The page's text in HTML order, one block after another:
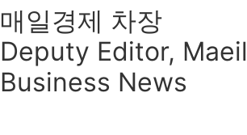
매일경제 차장
Deputy Editor, Maeil
Business News